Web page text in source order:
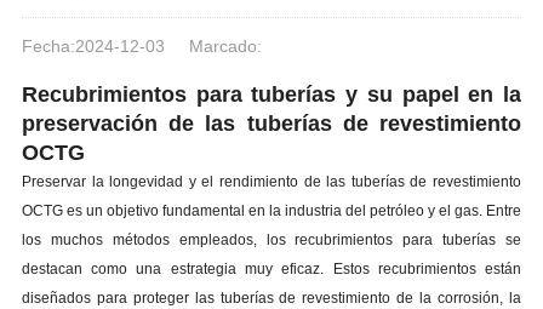
Fecha:2024-12-03 Marcado:
Recubrimientos para tuberías y su papel en la
preservación de las tuberías de revestimiento
OCTG
Preservar la longevidad y el rendimiento de las tuberías de revestimiento
OCTG es un objetivo fundamental en la industria del petróleo y el gas. Entre
los muchos métodos empleados, los recubrimientos para tuberías se
destacan como una estrategia muy eficaz. Estos recubrimientos están
diseñados para proteger las tuberías de revestimiento de la corrosión, la